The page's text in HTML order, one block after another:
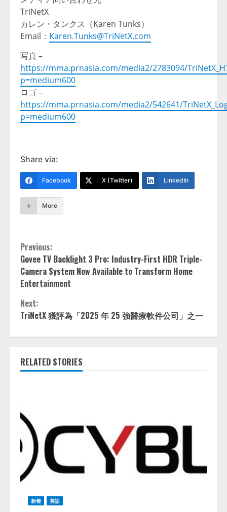
TriNetX
カレン・タンクス（Karen Tunks）
Email： Karen.Tunks@TriNetX.com
写真 –
https://mma.prnasia.com/media2/2783094/
p=medium600
ロゴ –
https://mma.prnasia.com/media2/542641/
p=medium600
Share via:
Facebook X (Twitter) LinkedIn
More
Continue
Reading
Previous:
Govee TV Backlight 3 Pro: Industry-First HDR Triple-
Camera System Now Available to Transform Home
Entertainment
Next:
TriNetX 獲評為「2025 年 25 強醫療軟件公司」之一
RELATED STORIES
新着 英語